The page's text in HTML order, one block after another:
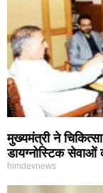
मुख्यमंत्री ने
डायग्नोस्टिक सेवाओं
himdevnews